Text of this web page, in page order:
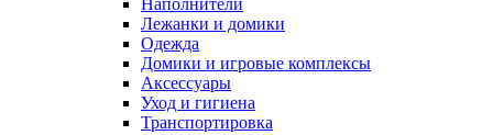
Наполнители
Лежанки и домики
Одежда
Домики и игровые комплексы
Аксессуары
Уход и гигиена
Транспортировка